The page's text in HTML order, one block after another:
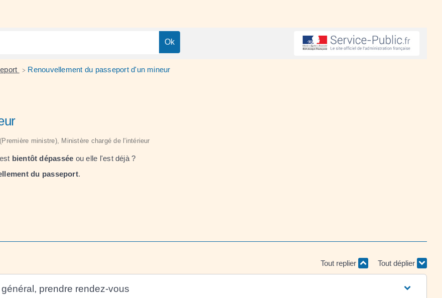
> Renouvellement du passeport d'un mineur
ministre), Ministère chargé de l'intérieur
bientôt dépassée ou elle l'est déjà ?
du passeport.
Tout replier Tout déplier
prendre rendez-vous